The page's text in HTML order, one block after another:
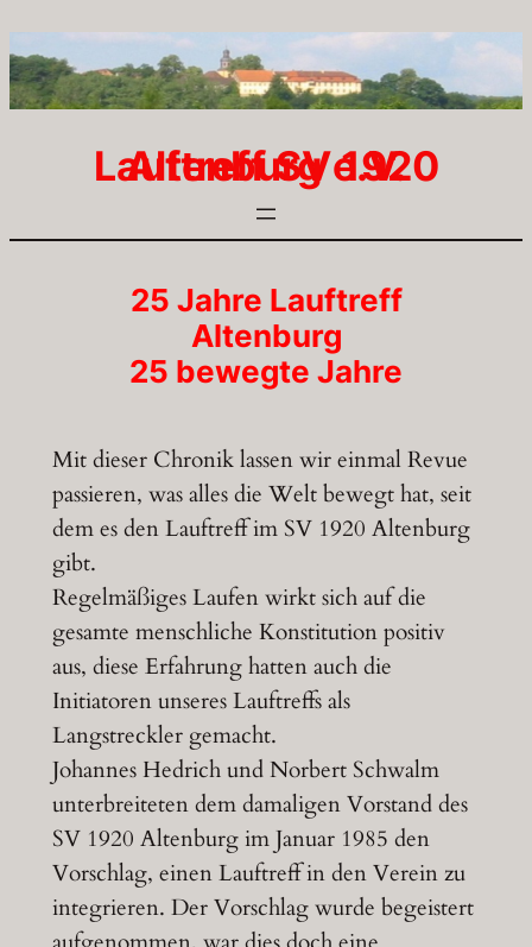
Inhalt
springen
Lauftreff SV 1920 Altenburg e.V.
25 Jahre Lauftreff
Altenburg
25 bewegte Jahre
Mit dieser Chronik lassen wir einmal Revue
passieren, was alles die Welt bewegt hat, seit
dem es den Lauftreff im SV 1920 Altenburg
gibt.
Regelmäßiges Laufen wirkt sich auf die
gesamte menschliche Konstitution positiv
aus, diese Erfahrung hatten auch die
Initiatoren unseres Lauftreffs als
Langstreckler gemacht.
Johannes Hedrich und Norbert Schwalm
unterbreiteten dem damaligen Vorstand des
SV 1920 Altenburg im Januar 1985 den
Vorschlag, einen Lauftreff in den Verein zu
integrieren. Der Vorschlag wurde begeistert